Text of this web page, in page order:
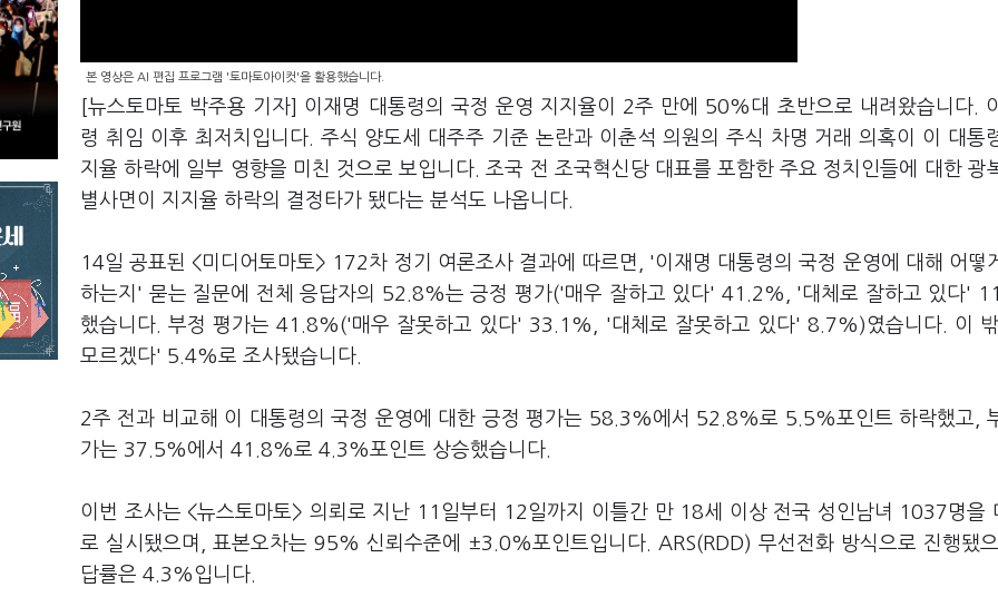
본 영상은 AI 편집 프로그램 '토마토아이컷'을 활용했습니다.
[뉴스토마토 박주용 기자] 이재명 대통령의 국정 운영 지지율이 2주 만에 50%대 초반으로 내려왔습니다.
령 취임 이후 최저치입니다. 주식 양도세 대주주 기준 논란과 이춘석 의원의 주식 차명 거래 의혹이 이 대통
지율 하락에 일부 영향을 미친 것으로 보입니다. 조국 전 조국혁신당 대표를 포함한 주요 정치인들에 대한 광
별사면이 지지율 하락의 결정타가 됐다는 분석도 나옵니다.
14일 공표된 <미디어토마토> 172차 정기 여론조사 결과에 따르면, '이재명 대통령의 국정 운영에 대해 어떻
하는지' 묻는 질문에 전체 응답자의 52.8%는 긍정 평가('매우 잘하고 있다' 41.2%, '대체로 잘하고 있다'
했습니다. 부정 평가는 41.8%('매우 잘못하고 있다' 33.1%, '대체로 잘못하고 있다' 8.7%)였습니다. 이
모르겠다' 5.4%로 조사됐습니다.
2주 전과 비교해 이 대통령의 국정 운영에 대한 긍정 평가는 58.3%에서 52.8%로 5.5%포인트 하락했고,
가는 37.5%에서 41.8%로 4.3%포인트 상승했습니다.
이번 조사는 <뉴스토마토> 의뢰로 지난 11일부터 12일까지 이틀간 만 18세 이상 전국 성인남녀 1037명을
로 실시됐으며, 표본오차는 95% 신뢰수준에 ±3.0%포인트입니다. ARS(RDD) 무선전화 방식으로 진행됐
답률은 4.3%입니다.